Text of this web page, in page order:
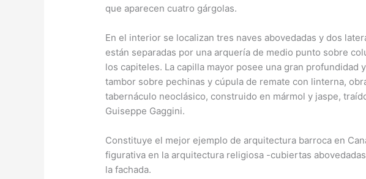
que aparecen cuatro gárgolas.
En el interior se localizan tres naves abovedadas y dos
están separadas por una arquería de medio punto sobre
los capiteles. La capilla mayor posee una gran
tambor sobre pechinas y cúpula de remate con linterna,
tabernáculo neoclásico, construido en mármol y jaspe,
Guiseppe Gaggini.
Constituye el mejor ejemplo de arquitectura barroca en
figurativa en la arquitectura religiosa -cubiertas
la fachada.